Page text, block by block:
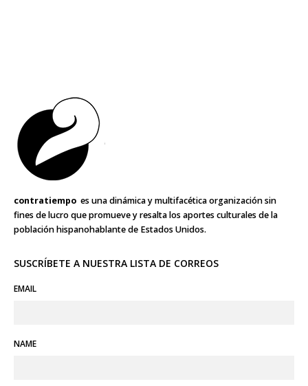
contratiempo es una dinámica y multifacética organización sin
fines de lucro que promueve y resalta los aportes culturales de la
población hispanohablante de Estados Unidos.
SUSCRÍBETE A NUESTRA LISTA DE CORREOS
EMAIL
NAME